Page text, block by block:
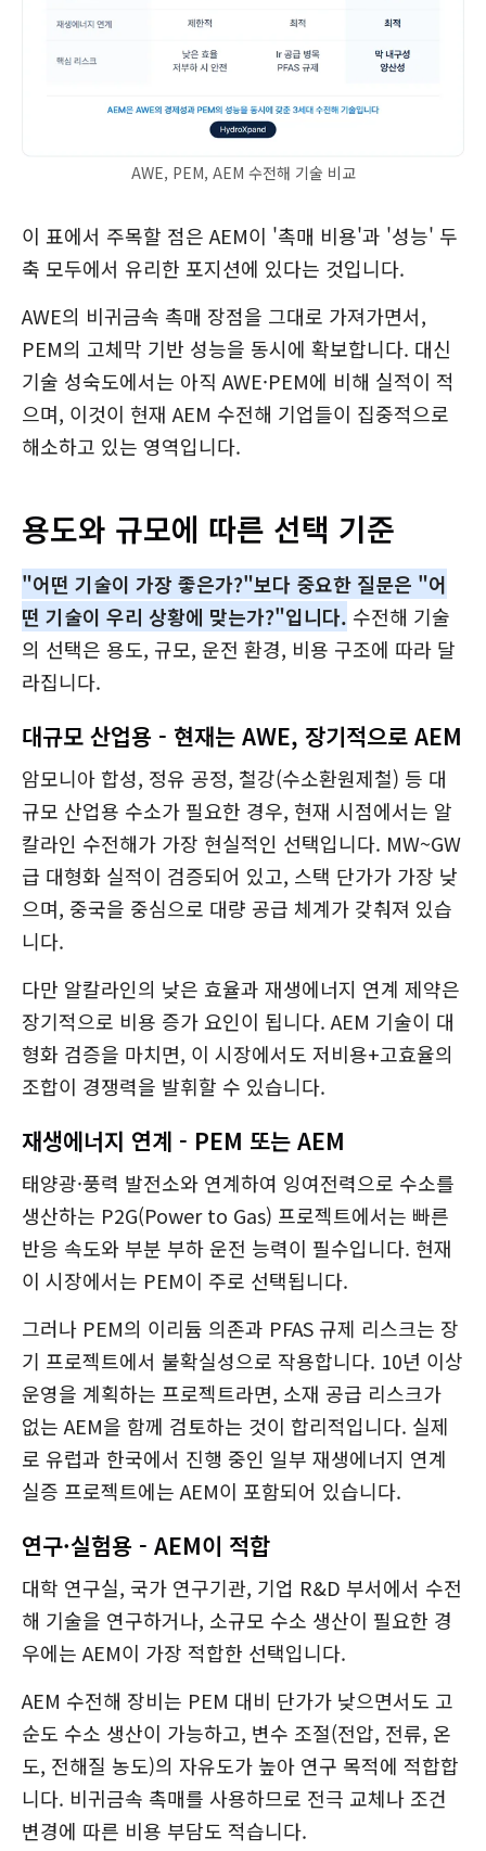
AWE, PEM, AEM 수전해 기술 비교
이 표에서 주목할 점은 AEM이 '촉매 비용'과 '성능' 두
축 모두에서 유리한 포지션에 있다는 것입니다.
AWE의 비귀금속 촉매 장점을 그대로 가져가면서,
PEM의 고체막 기반 성능을 동시에 확보합니다. 대신
기술 성숙도에서는 아직 AWE·PEM에 비해 실적이 적
으며, 이것이 현재 AEM 수전해 기업들이 집중적으로
해소하고 있는 영역입니다.
용도와 규모에 따른 선택 기준
"어떤 기술이 가장 좋은가?"보다 중요한 질문은 "어
떤 기술이 우리 상황에 맞는가?"입니다. 수전해 기술
의 선택은 용도, 규모, 운전 환경, 비용 구조에 따라 달
라집니다.
대규모 산업용 - 현재는 AWE, 장기적으로 AEM
암모니아 합성, 정유 공정, 철강(수소환원제철) 등 대
규모 산업용 수소가 필요한 경우, 현재 시점에서는 알
칼라인 수전해가 가장 현실적인 선택입니다. MW~GW
급 대형화 실적이 검증되어 있고, 스택 단가가 가장 낮
으며, 중국을 중심으로 대량 공급 체계가 갖춰져 있습
니다.
다만 알칼라인의 낮은 효율과 재생에너지 연계 제약은
장기적으로 비용 증가 요인이 됩니다. AEM 기술이 대
형화 검증을 마치면, 이 시장에서도 저비용+고효율의
조합이 경쟁력을 발휘할 수 있습니다.
재생에너지 연계 - PEM 또는 AEM
태양광·풍력 발전소와 연계하여 잉여전력으로 수소를
생산하는 P2G(Power to Gas) 프로젝트에서는 빠른
반응 속도와 부분 부하 운전 능력이 필수입니다. 현재
이 시장에서는 PEM이 주로 선택됩니다.
그러나 PEM의 이리듐 의존과 PFAS 규제 리스크는 장
기 프로젝트에서 불확실성으로 작용합니다. 10년 이상
운영을 계획하는 프로젝트라면, 소재 공급 리스크가
없는 AEM을 함께 검토하는 것이 합리적입니다. 실제
로 유럽과 한국에서 진행 중인 일부 재생에너지 연계
실증 프로젝트에는 AEM이 포함되어 있습니다.
연구·실험용 - AEM이 적합
대학 연구실, 국가 연구기관, 기업 R&D 부서에서 수전
해 기술을 연구하거나, 소규모 수소 생산이 필요한 경
우에는 AEM이 가장 적합한 선택입니다.
AEM 수전해 장비는 PEM 대비 단가가 낮으면서도 고
순도 수소 생산이 가능하고, 변수 조절(전압, 전류, 온
도, 전해질 농도)의 자유도가 높아 연구 목적에 적합합
니다. 비귀금속 촉매를 사용하므로 전극 교체나 조건
변경에 따른 비용 부담도 적습니다.